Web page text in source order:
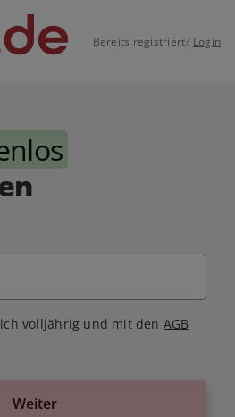
Bereits registriert? Login
volljährig und mit den AGB
Weiter